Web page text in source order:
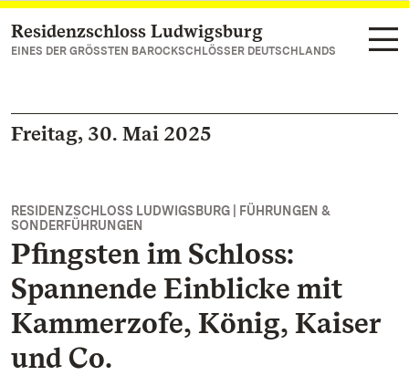
Zum Hauptinhalt springen
Residenzschloss Ludwigsburg
EINES DER GRÖSSTEN BAROCKSCHLÖSSER DEUTSCHLANDS
Freitag, 30. Mai 2025
RESIDENZSCHLOSS LUDWIGSBURG | FÜHRUNGEN &
SONDERFÜHRUNGEN
Pfingsten im Schloss:
Spannende Einblicke mit
Kammerzofe, König, Kaiser
und Co.